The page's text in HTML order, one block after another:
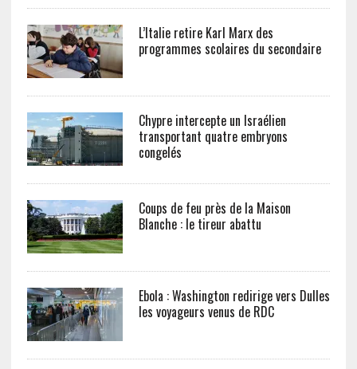
L’Italie retire Karl Marx des
programmes scolaires du secondaire
Chypre intercepte un Israélien
transportant quatre embryons
congelés
Coups de feu près de la Maison
Blanche : le tireur abattu
Ebola : Washington redirige vers Dulles
les voyageurs venus de RDC